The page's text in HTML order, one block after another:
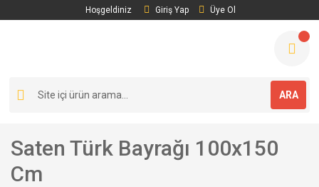
Hoşgeldiniz Giriş Yap Üye Ol
ARA
Saten Türk Bayrağı 100x150
Cm